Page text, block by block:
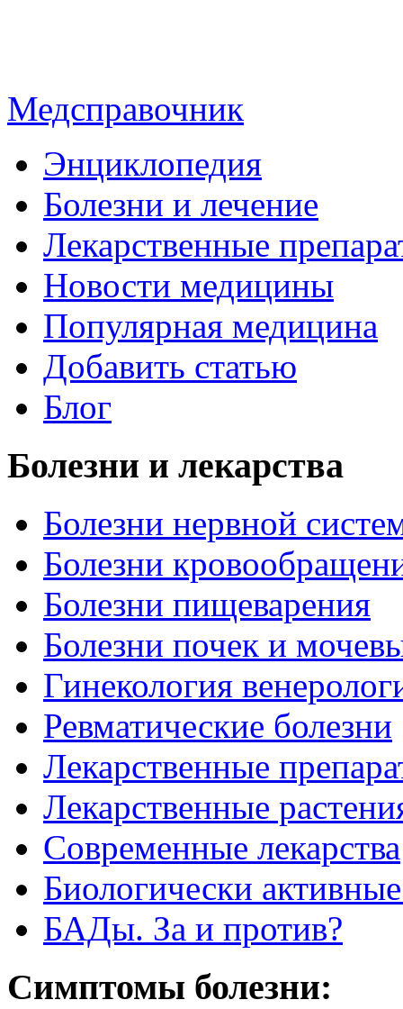
Медсправочник
Энциклопедия
Болезни и лечение
Лекарственные
Новости медицины
Популярная медицина
Добавить статью
Блог
Болезни и лекарства
Болезни нервной
Болезни
Болезни пищеварения
Болезни почек и
Гинекология
Ревматические болезни
Лекарственные
Лекарственные
Современные лекарства
Биологически
БАДы. За и против?
Симптомы болезни: